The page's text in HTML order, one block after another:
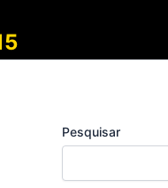
Pesquisar